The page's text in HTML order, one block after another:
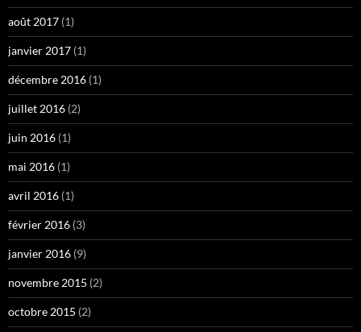
août 2017 (1)
janvier 2017 (1)
décembre 2016 (1)
juillet 2016 (2)
juin 2016 (1)
mai 2016 (1)
avril 2016 (1)
février 2016 (3)
janvier 2016 (9)
novembre 2015 (2)
octobre 2015 (2)